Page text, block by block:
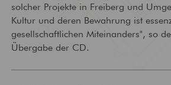
Technische
Gebäudeausrüstung
Ausstattung von Gebäuden
mit zeitgemäßer
solcher Projekte in Freiberg und
Kultur und deren Bewahrung ist
gesellschaftlichen Miteinanders", so
Übergabe der CD.